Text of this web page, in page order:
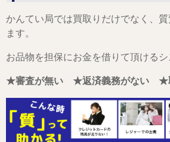
かんてい局では買取りだけでなく、
ます。
お品物を担保にお金を借りて頂けるシ
★審査が無い ★返済義務がない ★